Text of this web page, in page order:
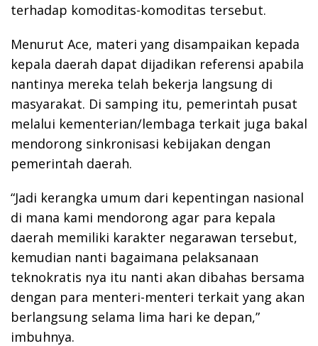
terhadap komoditas-komoditas tersebut.
Menurut Ace, materi yang disampaikan kepada
kepala daerah dapat dijadikan referensi apabila
nantinya mereka telah bekerja langsung di
masyarakat. Di samping itu, pemerintah pusat
melalui kementerian/lembaga terkait juga bakal
mendorong sinkronisasi kebijakan dengan
pemerintah daerah.
“Jadi kerangka umum dari kepentingan nasional
di mana kami mendorong agar para kepala
daerah memiliki karakter negarawan tersebut,
kemudian nanti bagaimana pelaksanaan
teknokratis nya itu nanti akan dibahas bersama
dengan para menteri-menteri terkait yang akan
berlangsung selama lima hari ke depan,”
imbuhnya.